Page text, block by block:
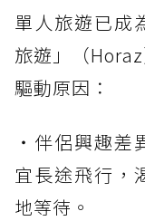
單人旅遊已成
旅遊」（
驅動原因：
・伴侶興趣
宜長途飛行，
地等待。